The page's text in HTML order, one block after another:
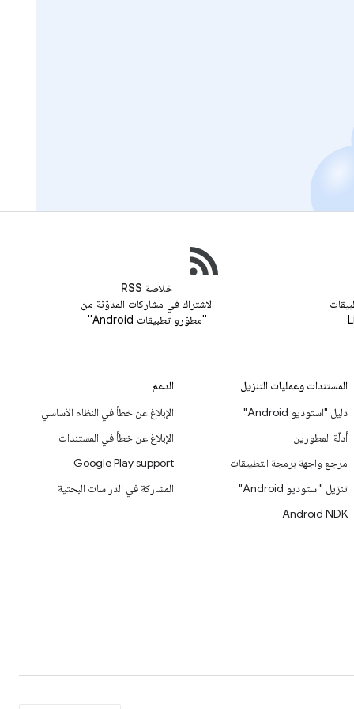
خلاصة RSS
الاشتراك في مشاركات المدوّنة من
"مطوّرو تطبيقات Android"
المستندات وعمليات التنزيل
دليل "استوديو Android"
أدلّة المطورين
مرجع واجهة برمجة التطبيقات
تنزيل "استوديو Android"
Android NDK
الدعم
الإبلاغ عن خطأ في النظام الأساسي
الإبلاغ عن خطأ في المستندات
Google Play support
المشاركة في الدراسات البحثية